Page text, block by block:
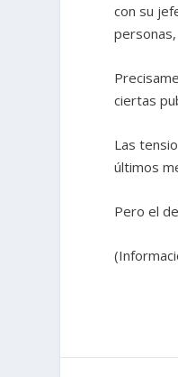
con su
ciertas
Las
últimos
Pero el